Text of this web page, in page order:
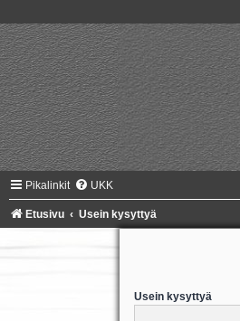
Pikalinkit UKK
Etusivu Usein kysyttyä
Usein kysyttyä